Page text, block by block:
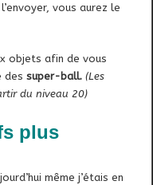
vous aurez le
objets afin de vous
dessuper-ball.(Les
du niveau 20)
plus
même j’étais en